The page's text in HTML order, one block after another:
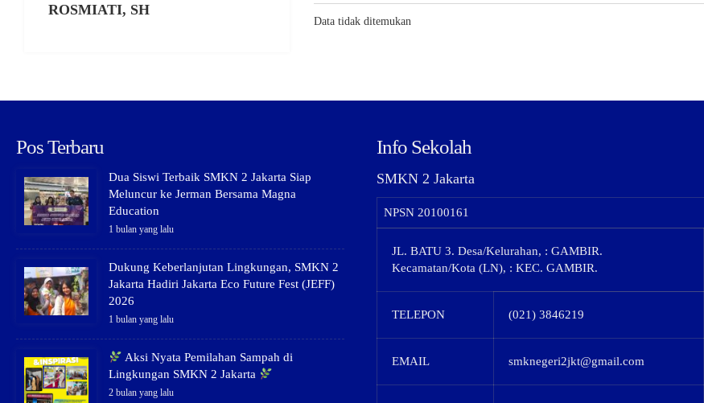
ROSMIATI, SH
Data tidak ditemukan
Pos Terbaru
Dua Siswi Terbaik SMKN 2 Jakarta Siap
Meluncur ke Jerman Bersama Magna
Education
1 bulan yang lalu
Dukung Keberlanjutan Lingkungan, SMKN 2
Jakarta Hadiri Jakarta Eco Future Fest (JEFF)
2026
1 bulan yang lalu
Aksi Nyata Pemilahan Sampah di
Lingkungan SMKN 2 Jakarta
2 bulan yang lalu
Info Sekolah
SMKN 2 Jakarta
NPSN 20100161
JL. BATU 3. Desa/Kelurahan, : GAMBIR.
Kecamatan/Kota (LN), : KEC. GAMBIR.
TELEPON (021) 3846219
EMAIL smknegeri2jkt@gmail.com